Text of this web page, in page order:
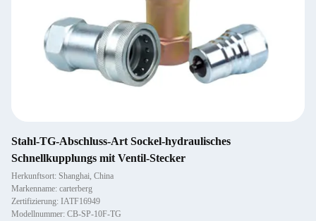
Stahl-TG-Abschluss-Art Sockel-hydraulisches
Schnellkupplungs mit Ventil-Stecker
Herkunftsort: Shanghai, China
Markenname: carterberg
Zertifizierung: IATF16949
Modellnummer: CB-SP-10F-TG